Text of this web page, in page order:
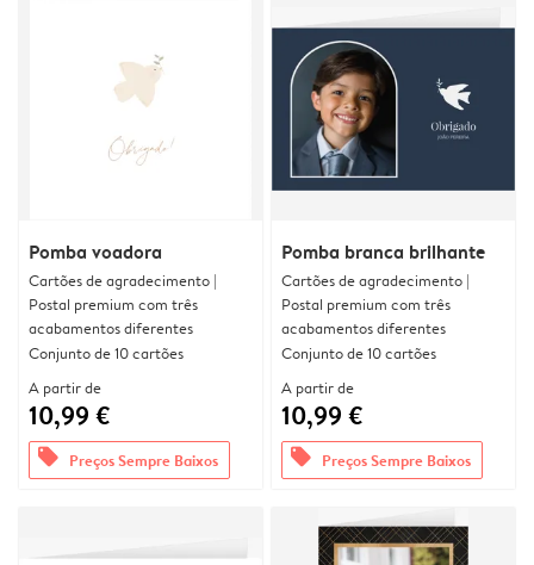
Pomba voadora
Cartões de agradecimento |
Postal premium com três
acabamentos diferentes
Conjunto de 10 cartões
A partir de
10,99 €
offers Preços Sempre Baixos
Pomba branca brilhante
Cartões de agradecimento |
Postal premium com três
acabamentos diferentes
Conjunto de 10 cartões
A partir de
10,99 €
offers Preços Sempre Baixos